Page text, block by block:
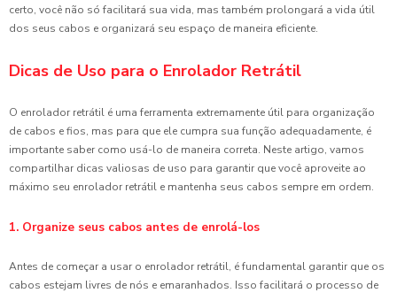
certo, você não só facilitará sua vida, mas também prolongará a vida útil
dos seus cabos e organizará seu espaço de maneira eficiente.
Dicas de Uso para o Enrolador Retrátil
O enrolador retrátil é uma ferramenta extremamente útil para organização
de cabos e fios, mas para que ele cumpra sua função adequadamente, é
importante saber como usá-lo de maneira correta. Neste artigo, vamos
compartilhar dicas valiosas de uso para garantir que você aproveite ao
máximo seu enrolador retrátil e mantenha seus cabos sempre em ordem.
1. Organize seus cabos antes de enrolá-los
Antes de começar a usar o enrolador retrátil, é fundamental garantir que os
cabos estejam livres de nós e emaranhados. Isso facilitará o processo de